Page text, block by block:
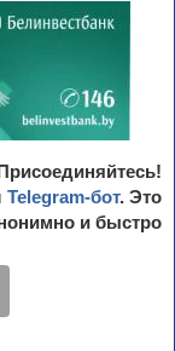
Telegram-бот. Это
и быстро